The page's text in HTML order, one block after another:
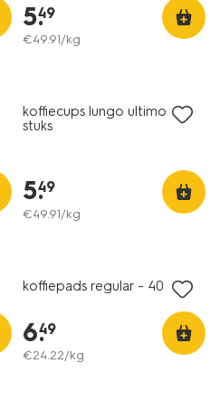
5.
49
€49.91/kg
koffiecups lungo ultimo - 20
stuks
5.
49
€49.91/kg
koffiepads regular - 40 stuks
6.
49
€24.22/kg